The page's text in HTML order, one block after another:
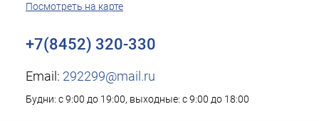
Посмотреть на карте
+7(8452) 320-330
Email: 292299@mail.ru
Будни: с 9:00 до 19:00, выходные: с 9:00 до 18:00